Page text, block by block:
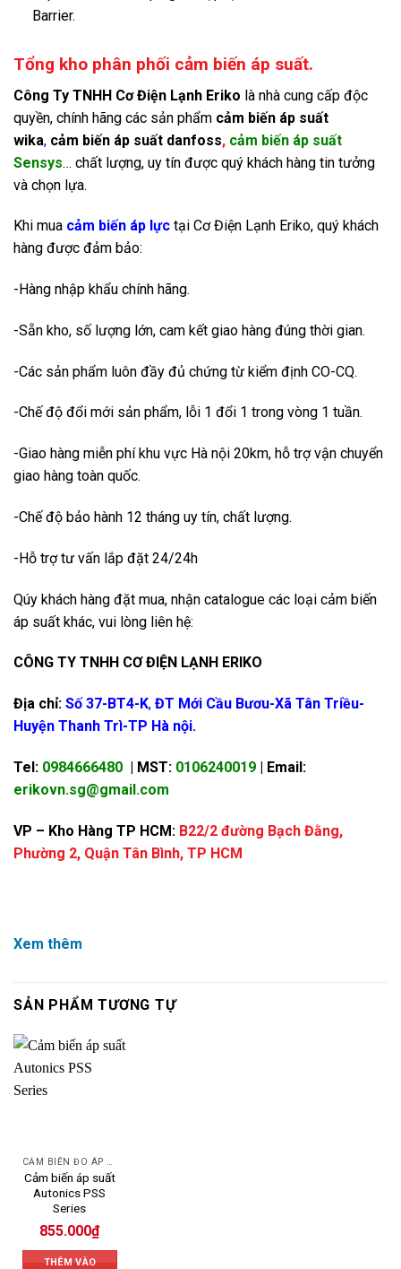
Barrier.
Tổng kho phân phối cảm biến áp suất.
Công Ty TNHH Cơ Điện Lạnh Eriko là nhà cung cấp độc
quyền, chính hãng các sản phẩm cảm biến áp suất
wika, cảm biến áp suất danfoss, cảm biến áp suất
Sensys… chất lượng, uy tín được quý khách hàng tin tưởng
và chọn lựa.
Khi mua cảm biến áp lực tại Cơ Điện Lạnh Eriko, quý khách
hàng được đảm bảo:
-Hàng nhập khẩu chính hãng.
-Sẵn kho, số lượng lớn, cam kết giao hàng đúng thời gian.
-Các sản phẩm luôn đầy đủ chứng từ kiểm định CO-CQ.
-Chế độ đổi mới sản phẩm, lỗi 1 đổi 1 trong vòng 1 tuần.
-Giao hàng miễn phí khu vực Hà nội 20km, hỗ trợ vận chuyển
giao hàng toàn quốc.
-Chế độ bảo hành 12 tháng uy tín, chất lượng.
-Hỗ trợ tư vấn lắp đặt 24/24h
Qúy khách hàng đặt mua, nhận catalogue các loại cảm biến
áp suất khác, vui lòng liên hệ:
CÔNG TY TNHH CƠ ĐI ỆN LẠNH ERIKO
Địa chỉ: Số 37-BT4-K, ĐT Mới Cầu Bươu-Xã Tân Triều-
Huyện Thanh Trì-TP Hà nội.
Tel: 0984666480 | MST: 0106240019 | Email:
erikovn.sg@gmail.com
VP – Kho Hàng TP HCM: B22/2 đường Bạch Đằng,
Phường 2, Quận Tân Bình, TP HCM
Xem thêm
SẢN PHẨM TƯƠNG TỰ
CẢM BIẾN ĐO ÁP SUẤT
Cảm biến áp suất
Autonics PSS
Series
855.000₫
THÊM VÀO